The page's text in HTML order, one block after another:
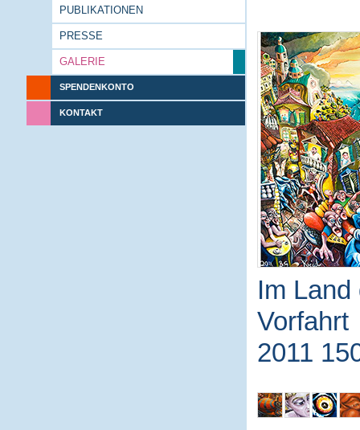
PUBLIKATIONEN
PRESSE
GALERIE
SPENDENKONTO
KONTAKT
Im
Vorfahrt
2011